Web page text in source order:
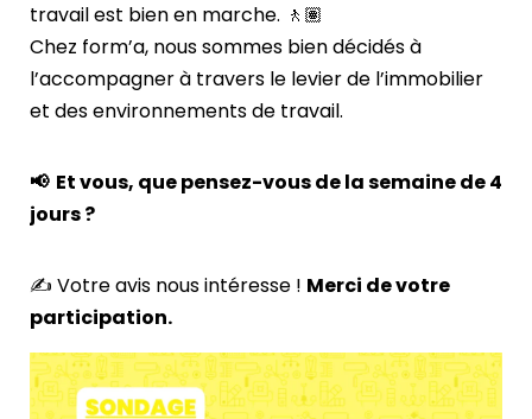
travail est bien en marche. 🚶🏽
Chez form’a, nous sommes bien décidés à
l’accompagner à travers le levier de l’immobilier
et des environnements de travail.
📢 Et vous, que pensez-vous de la semaine de 4
jours ?
✍️ Votre avis nous intéresse ! Merci de votre
participation.